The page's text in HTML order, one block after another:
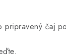
čaj